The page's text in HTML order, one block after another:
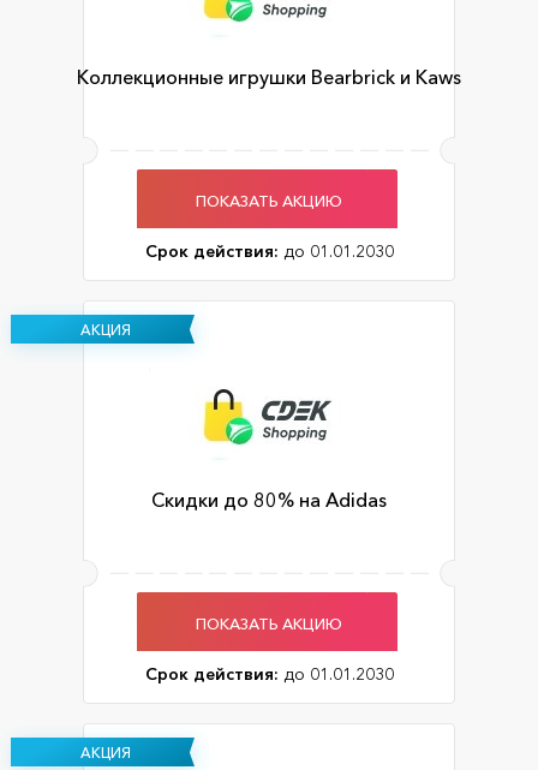
Коллекционные игрушки Bearbrick и Kaws
ПОКАЗАТЬ АКЦИЮ
Срок действия: до 01.01.2030
АКЦИЯ
Скидки до 80% на Adidas
ПОКАЗАТЬ АКЦИЮ
Срок действия: до 01.01.2030
АКЦИЯ